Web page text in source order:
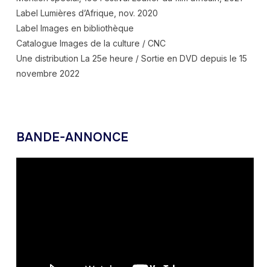
Label Lumières d’Afrique, nov. 2020
Label Images en bibliothèque
Catalogue Images de la culture / CNC
Une distribution La 25e heure / Sortie en DVD depuis le 15
novembre 2022
BANDE-ANNONCE